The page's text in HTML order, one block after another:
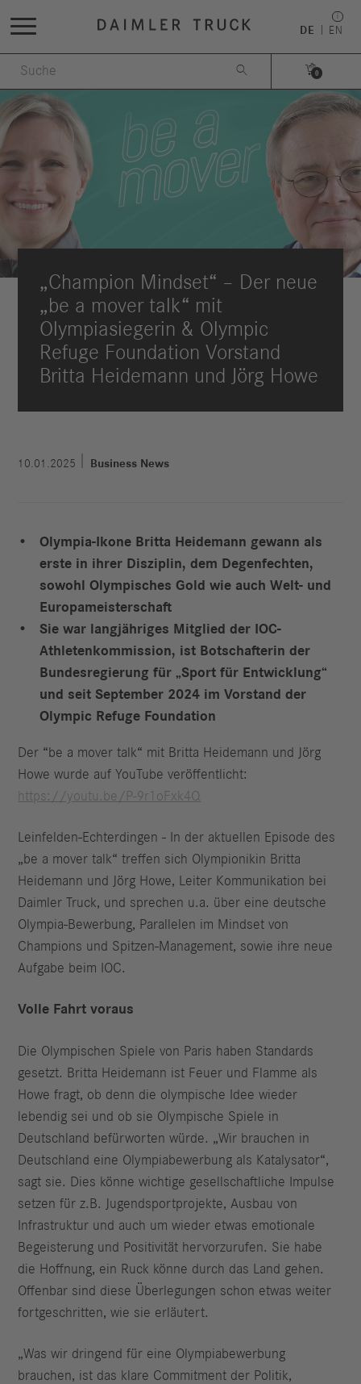
DE EN
 
0
„Champion Mindset“ – Der neue
„be a mover talk“ mit
Olympiasiegerin & Olympic
Refuge Foundation Vorstand
Britta Heidemann und Jörg Howe
10.01.2025 Business News
Olympia-Ikone Britta Heidemann gewann als
erste in ihrer Disziplin, dem Degenfechten,
sowohl Olympisches Gold wie auch Welt- und
Europameisterschaft
Sie war langjähriges Mitglied der IOC-
Athletenkommission, ist Botschafterin der
Bundesregierung für „Sport für Entwicklung“
und seit September 2024 im Vorstand der
Olympic Refuge Foundation
Der “be a mover talk“ mit Britta Heidemann und Jörg
Howe wurde auf YouTube veröffentlicht:
https://youtu.be/P-9r1oFxk4Q
Leinfelden-Echterdingen - In der aktuellen Episode des
„be a mover talk“ treffen sich Olympionikin Britta
Heidemann und Jörg Howe, Leiter Kommunikation bei
Daimler Truck, und sprechen u.a. über eine deutsche
Olympia-Bewerbung, Parallelen im Mindset von
Champions und Spitzen-Management, sowie ihre neue
Aufgabe beim IOC.
Volle Fahrt voraus
Die Olympischen Spiele von Paris haben Standards
gesetzt. Britta Heidemann ist Feuer und Flamme als
Howe fragt, ob denn die olympische Idee wieder
lebendig sei und ob sie Olympische Spiele in
Deutschland befürworten würde. „Wir brauchen in
Deutschland eine Olympiabewerbung als Katalysator“,
sagt sie. Dies könne wichtige gesellschaftliche Impulse
setzen für z.B. Jugendsportprojekte, Ausbau von
Infrastruktur und auch um wieder etwas emotionale
Begeisterung und Positivität hervorzurufen. Sie habe
die Hoffnung, ein Ruck könne durch das Land gehen.
Offenbar sind diese Überlegungen schon etwas weiter
fortgeschritten, wie sie erläutert.
„Was wir dringend für eine Olympiabewerbung
brauchen, ist das klare Commitment der Politik,